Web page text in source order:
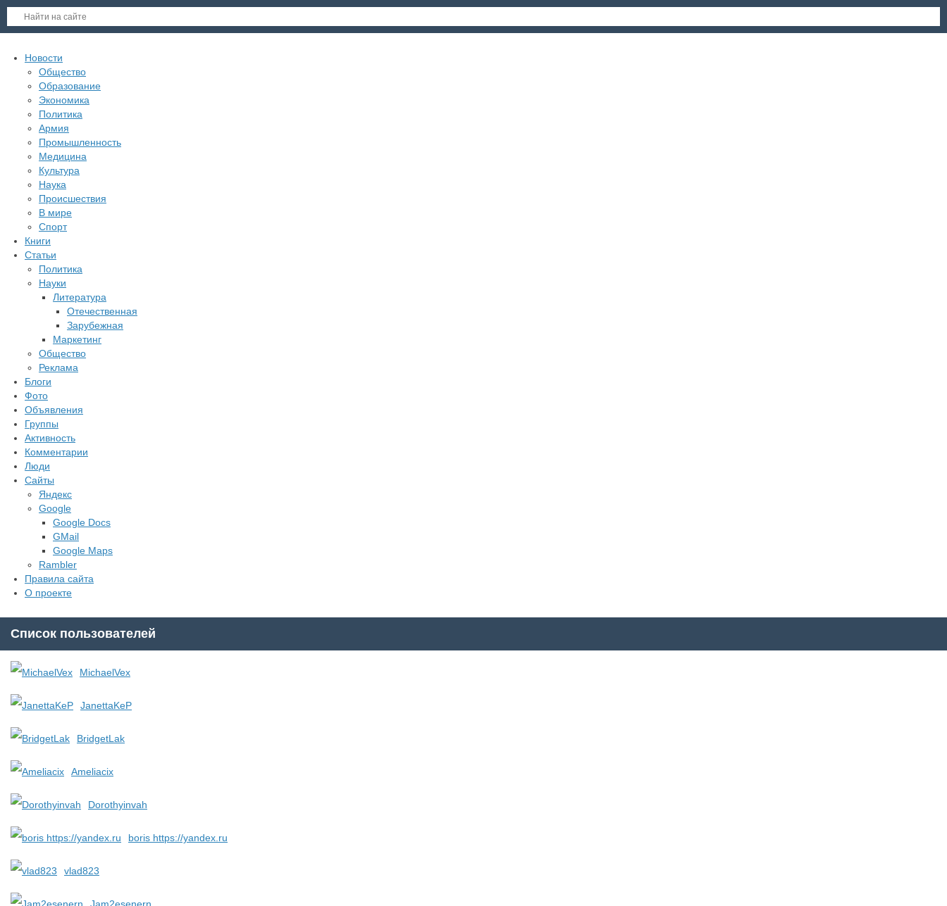
Новости
Общество
Образование
Экономика
Политика
Армия
Промышленность
Медицина
Культура
Наука
Происшествия
В мире
Спорт
Книги
Статьи
Политика
Науки
Литература
Отечественная
Зарубежная
Маркетинг
Общество
Реклама
Блоги
Фото
Объявления
Группы
Активность
Комментарии
Люди
Сайты
Яндекс
Google
Google Docs
GMail
Google Maps
Rambler
Правила сайта
О проекте
Список пользователей
MichaelVex
JanettaKeP
BridgetLak
Ameliacix
Dorothyinvah
boris https://yandex.ru
vlad823